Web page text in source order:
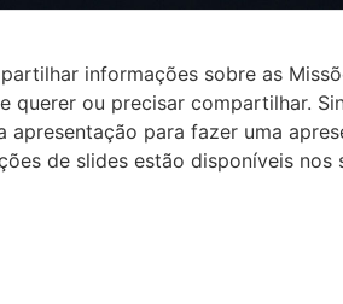
informações sobre as
querer ou precisar compartilhar.
apresentação para fazer uma
de slides estão disponíveis nos